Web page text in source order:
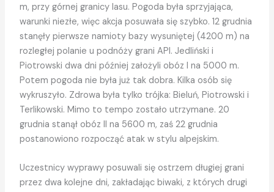
m, przy górnej granicy lasu. Pogoda była sprzyjająca,
warunki niezłe, więc akcja posuwała się szybko. 12 grudnia
stanęły pierwsze namioty bazy wysuniętej (4200 m) na
rozległej polanie u podnóży grani API. Jedliński i
Piotrowski dwa dni później założyli obóz I na 5000 m.
Potem pogoda nie była już tak dobra. Kilka osób się
wykruszyło. Zdrowa była tylko trójka: Bieluń, Piotrowski i
Terlikowski. Mimo to tempo zostało utrzymane. 20
grudnia stanął obóz II na 5600 m, zaś 22 grudnia
postanowiono rozpocząć atak w stylu alpejskim.
Uczestnicy wyprawy posuwali się ostrzem długiej grani
przez dwa kolejne dni, zakładając biwaki, z których drugi